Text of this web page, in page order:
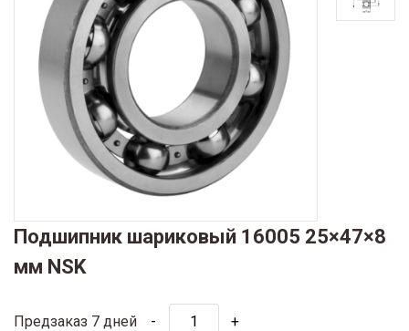
Подшипник шариковый 16005 25×47×8
мм NSK
Предзаказ 7 дней - +